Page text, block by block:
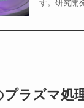
ラズマ処